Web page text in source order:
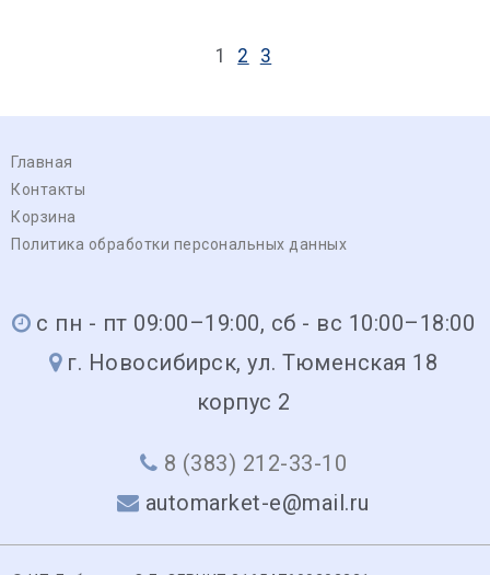
1 2 3
Главная
Контакты
Корзина
Политика обработки персональных данных
с пн - пт 09:00–19:00, сб - вс 10:00–18:00
г. Новосибирск, ул. Тюменская 18
корпус 2
8 (383) 212-33-10
automarket-e@mail.ru